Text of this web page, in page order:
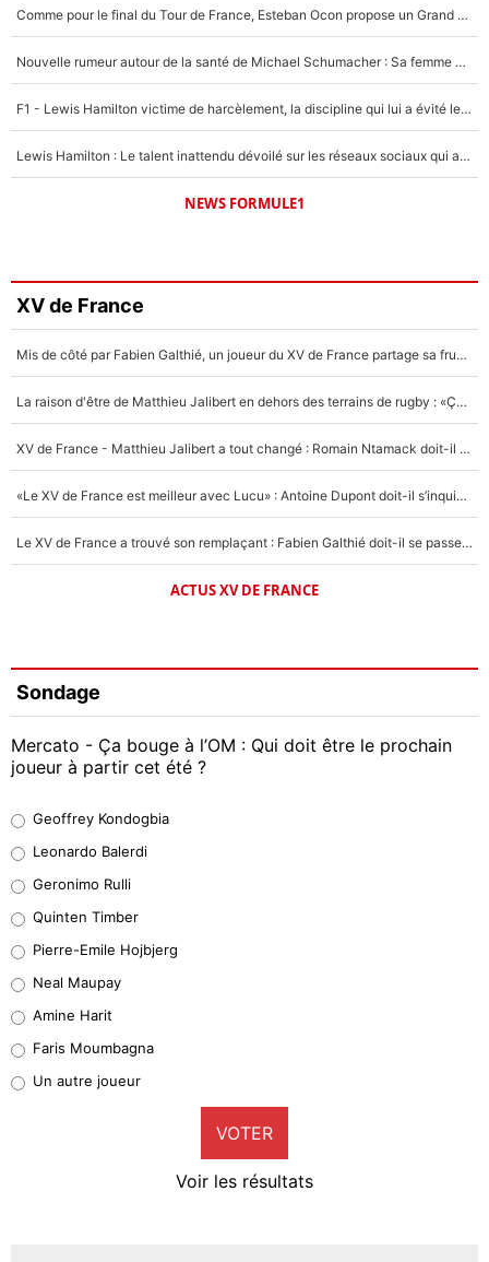
Comme pour le final du Tour de France, Esteban Ocon propose un Grand Prix de Formule 1 à Paris : «Autour de l’Arc de Triomphe, ce serait génial» !
Nouvelle rumeur autour de la santé de Michael Schumacher : Sa femme Corinna sort du silence
F1 - Lewis Hamilton victime de harcèlement, la discipline qui lui a évité le pire : «J'aurais probablement mal tourné»
Lewis Hamilton : Le talent inattendu dévoilé sur les réseaux sociaux qui a impressionné Kim Kardashian pendant leurs vacances en amoureux !
NEWS FORMULE1
XV de France
Mis de côté par Fabien Galthié, un joueur du XV de France partage sa frustration : «ils ne me l’ont pas dit tout de suite»
La raison d'être de Matthieu Jalibert en dehors des terrains de rugby : «Ça m'atteint autant que si tu touches à un membre de ma famille»
XV de France - Matthieu Jalibert a tout changé : Romain Ntamack doit-il s’inquiéter pour sa place à un an de la Coupe du monde ?
«Le XV de France est meilleur avec Lucu» : Antoine Dupont doit-il s’inquiéter pour sa place ?
Le XV de France a trouvé son remplaçant : Fabien Galthié doit-il se passer d'Antoine Dupont ?
ACTUS XV DE FRANCE
Sondage
Mercato - Ça bouge à l’OM : Qui doit être le prochain
joueur à partir cet été ?
38%
32%
4%
1%
9%
Geoffrey Kondogbia
Leonardo Balerdi
Geronimo Rulli
Quinten Timber
Pierre-Emile Hojbjerg
Neal Maupay
Amine Harit
Faris Moumbagna
Un autre joueur
VOTER
Voir les résultats